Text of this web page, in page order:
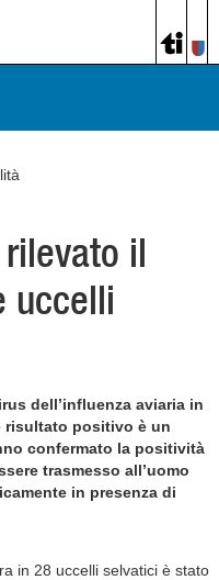
il
uccelli
dell’influenza aviaria in
risultato positivo è un
confermato la positività
trasmesso all’uomo
in presenza di
in 28 uccelli selvatici è stato